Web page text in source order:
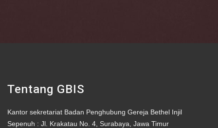
Tentang GBIS
Kantor sekretariat Badan Penghubung Gereja Bethel Injil
Sepenuh : Jl. Krakatau No. 4, Surabaya, Jawa Timur